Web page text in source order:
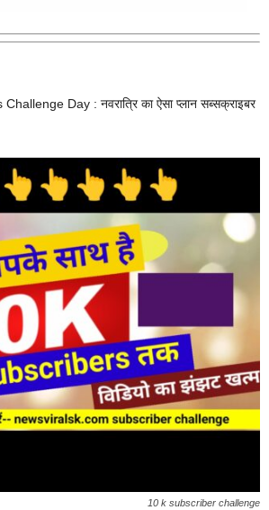
Day : नवरात्रि का ऐसा प्लान सब्सक्राइबर
10 k subscriber challenge